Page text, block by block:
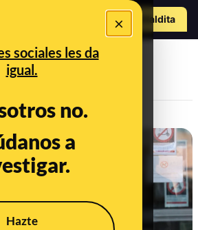
×
sociales les da
igual.
no.
a
Hazte
Hazte Maldita